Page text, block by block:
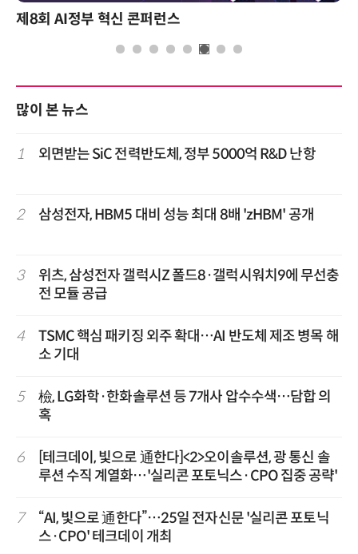
제8회 AI정부 혁신 콘퍼런스
많이 본 뉴스
1 외면받는 SiC 전력반도체, 정부 5000억 R&D 난항
2 삼성전자, HBM5 대비 성능 최대 8배 'zHBM' 공개
3
위츠, 삼성전자 갤럭시Z 폴드8·갤럭시워치9에 무선충
전 모듈 공급
4
TSMC 핵심 패키징 외주 확대…AI 반도체 제조 병목 해
소 기대
5
檢, LG화학·한화솔루션 등 7개사 압수수색…담합 의
혹
6
[테크데이, 빛으로 通한다]<2>오이솔루션, 광 통신 솔
루션 수직 계열화…'실리콘 포토닉스·CPO 집중 공략'
7
“AI, 빛으로 通한다”…25일 전자신문 '실리콘 포토닉
스·CPO' 테크데이 개최